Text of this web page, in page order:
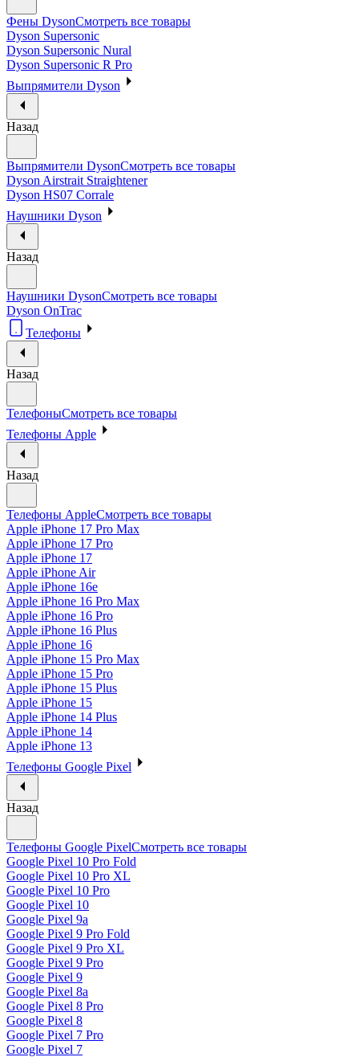
Фены DysonСмотреть все товары
Dyson Supersonic
Dyson Supersonic Nural
Dyson Supersonic R Pro
Выпрямители Dyson
Назад
Выпрямители DysonСмотреть все товары
Dyson Airstrait Straightener
Dyson HS07 Corrale
Наушники Dyson
Назад
Наушники DysonСмотреть все товары
Dyson OnTrac
Телефоны
Назад
ТелефоныСмотреть все товары
Телефоны Apple
Назад
Телефоны AppleСмотреть все товары
Apple iPhone 17 Pro Max
Apple iPhone 17 Pro
Apple iPhone 17
Apple iPhone Air
Apple iPhone 16e
Apple iPhone 16 Pro Max
Apple iPhone 16 Pro
Apple iPhone 16 Plus
Apple iPhone 16
Apple iPhone 15 Pro Max
Apple iPhone 15 Pro
Apple iPhone 15 Plus
Apple iPhone 15
Apple iPhone 14 Plus
Apple iPhone 14
Apple iPhone 13
Телефоны Google Pixel
Назад
Телефоны Google PixelСмотреть все товары
Google Pixel 10 Pro Fold
Google Pixel 10 Pro XL
Google Pixel 10 Pro
Google Pixel 10
Google Pixel 9a
Google Pixel 9 Pro Fold
Google Pixel 9 Pro XL
Google Pixel 9 Pro
Google Pixel 9
Google Pixel 8a
Google Pixel 8 Pro
Google Pixel 8
Google Pixel 7 Pro
Google Pixel 7